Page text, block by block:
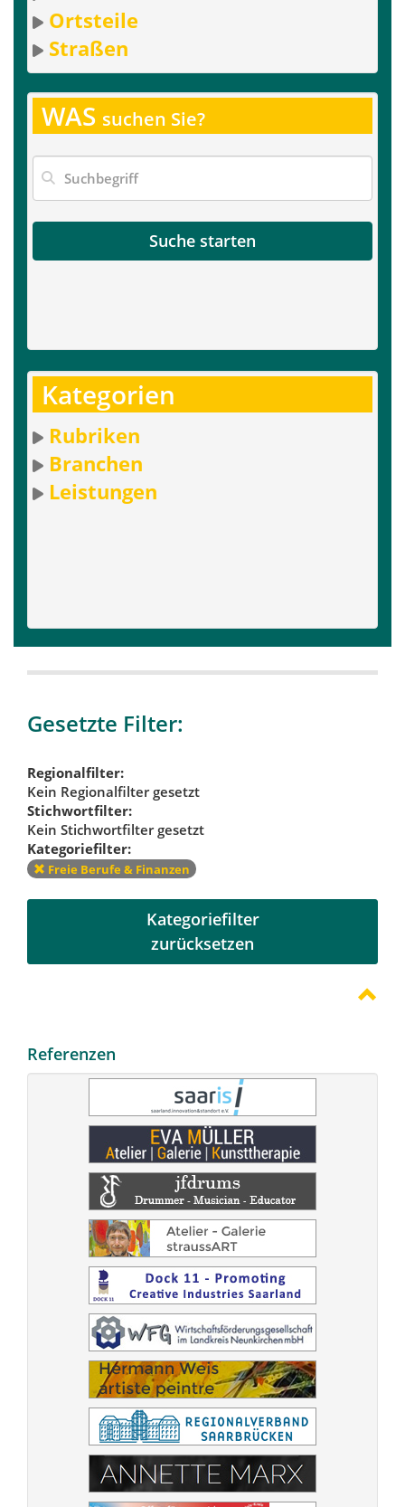
Ortsteile
Straßen
WAS suchen Sie?
Suche starten
Kategorien
Rubriken
Branchen
Leistungen
Gesetzte Filter:
Regionalfilter:
Kein Regionalfilter gesetzt
Stichwortfilter:
Kein Stichwortfilter gesetzt
Kategoriefilter:
Freie Berufe & Finanzen
Kategoriefilter
zurücksetzen
Referenzen